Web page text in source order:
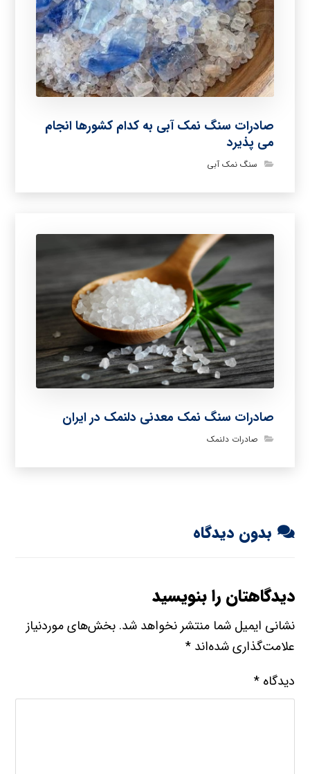
صادرات سنگ نمک آبی به کدام کشورها انجام
می پذیرد
سنگ نمک آبی
صادرات سنگ نمک معدنی دلنمک در ایران
صادرات دلنمک
بدون دیدگاه
دیدگاهتان را بنویسید
نشانی ایمیل شما منتشر نخواهد شد. بخش‌های موردنیاز
علامت‌گذاری شده‌اند*
دیدگاه*